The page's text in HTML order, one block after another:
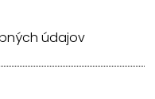
údajov